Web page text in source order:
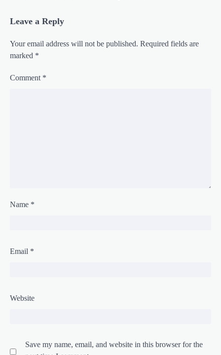
Leave a Reply
Your email address will not be published. Required fields are
marked *
Comment *
Name *
Email *
Website
Save my name, email, and website in this browser for the